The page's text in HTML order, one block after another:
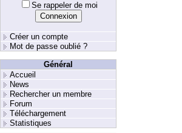
Se rappeler de moi
Créer un compte
Mot de passe oublié ?
Général
Accueil
News
Rechercher un membre
Forum
Téléchargement
Statistiques